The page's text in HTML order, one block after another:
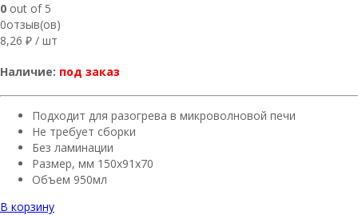
0 out of 5
0отзыв(ов)
8,26 ₽ / шт
Наличие: под заказ
Подходит для разогрева в микроволновой печи
Не требует сборки
Без ламинации
Размер, мм 150x91x70
Объем 950мл
В корзину